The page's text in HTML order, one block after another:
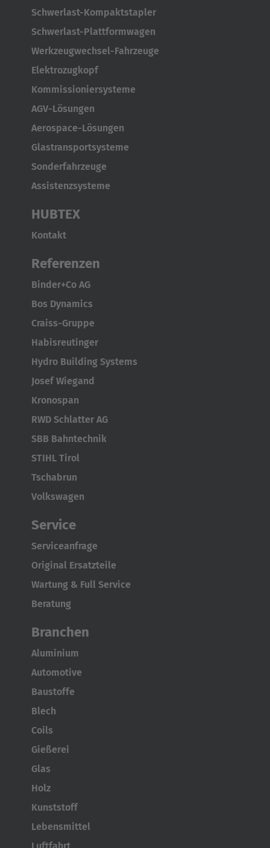
AMERICA
Brasil
Português
United States
English
ASIA/PACIFIC
Australia
English
Türkiye
Türkçe
Schwerlast-Kompaktstapler
Schwerlast-Plattformwagen
Werkzeugwechsel-Fahrzeuge
Elektrozugkopf
Kommissioniersysteme
AGV-Lösungen
Aerospace-Lösungen
Glastransportsysteme
Sonderfahrzeuge
Assistenzsysteme
HUBTEX
Kontakt
Referenzen
Binder+Co AG
Bos Dynamics
Craiss-Gruppe
Habisreutinger
Hydro Building Systems
Josef Wiegand
Kronospan
RWD Schlatter AG
SBB Bahntechnik
STIHL Tirol
Tschabrun
Volkswagen
Service
Serviceanfrage
Original Ersatzteile
Wartung & Full Service
Beratung
Branchen
Aluminium
Automotive
Baustoffe
Blech
Coils
Gießerei
Glas
Holz
Kunststoff
Lebensmittel
Luftfahrt